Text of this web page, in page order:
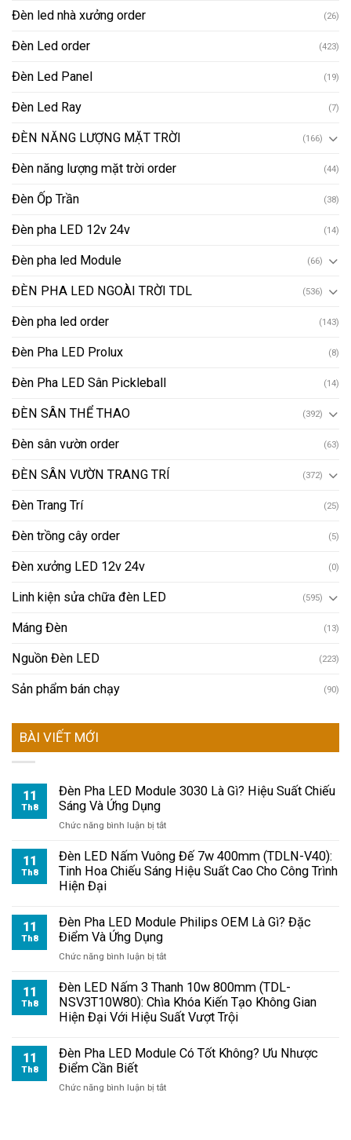
Đèn led nhà xưởng order (26)
Đèn Led order (423)
Đèn Led Panel (19)
Đèn Led Ray (7)
ĐÈN NĂNG LƯỢNG MẶT TRỜI (166)
Đèn năng lượng mặt trời order (44)
Đèn Ốp Trần (38)
Đèn pha LED 12v 24v (14)
Đèn pha led Module (66)
ĐÈN PHA LED NGOÀI TRỜI TDL (536)
Đèn pha led order (143)
Đèn Pha LED Prolux (8)
Đèn Pha LED Sân Pickleball (14)
ĐÈN SÂN THỂ THAO (392)
Đèn sân vườn order (63)
ĐÈN SÂN VƯỜN TRANG TRÍ (372)
Đèn Trang Trí (25)
Đèn trồng cây order (5)
Đèn xưởng LED 12v 24v (0)
Linh kiện sửa chữa đèn LED (595)
Máng Đèn (13)
Nguồn Đèn LED (223)
Sản phẩm bán chạy (90)
BÀI VIẾT MỚI
11
Th8
Đèn Pha LED Module 3030 Là Gì? Hiệu Suất Chiếu
Sáng Và Ứng Dụng
Chức năng bình luận bị tắtở
Pha
LED
Module
Gì?
Sáng
Và
Ứng
Dụng
11
Th8
Đèn LED Nấm Vuông Đế 7w 400mm (TDLN-V40):
Tinh Hoa Chiếu Sáng Hiệu Suất Cao Cho Công Trình
Hiện Đại
11
Th8
Đèn Pha LED Module Philips OEM Là Gì? Đặc
Điểm Và Ứng Dụng
Chức năng bình luận bị tắtở
Pha
LED
Module
Là
11
Th8
Đèn LED Nấm 3 Thanh 10w 800mm (TDL-
NSV3T10W80): Chìa Khóa Kiến Tạo Không Gian
Hiện Đại Với Hiệu Suất Vượt Trội
11
Th8
Đèn Pha LED Module Có Tốt Không? Ưu Nhược
Điểm Cần Biết
Chức năng bình luận bị tắtở